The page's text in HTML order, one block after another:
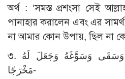
অর্থ : ‘সমস্ত প্রশংসা সেই
পানাহার করালেন এবং এর
না আমার কোন উপায়, ছিল না
৩. اَلْحَمْدُ لِلّهِ الَّذِىْ اَطْعَمَ وَسَقَى وَسَوَّغَهُ وَجَعَلَ لَهُ
مَخْرَجًا-